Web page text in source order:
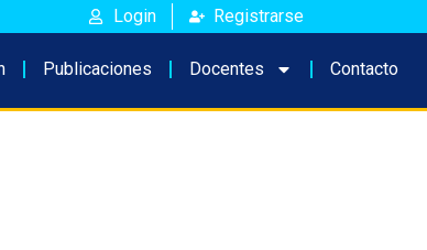
Login Registrarse
Publicaciones Docentes Contacto